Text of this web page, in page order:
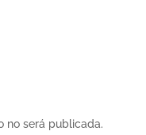
no será publicada.